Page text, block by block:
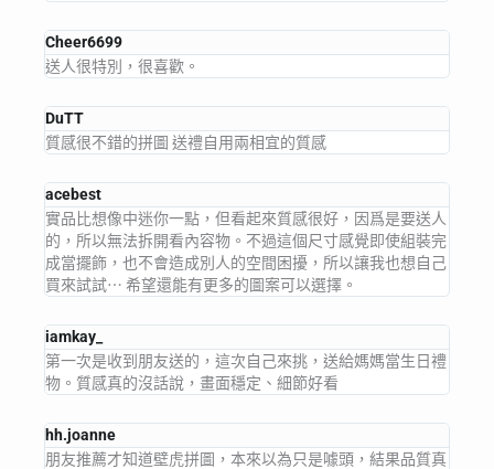
Cheer6699
送人很特別，很喜歡。
DuTT
質感很不錯的拼圖 送禮自用兩相宜的質感
acebest
實品比想像中迷你一點，但看起來質感很好，因爲是要送人
的，所以無法拆開看內容物。不過這個尺寸感覺即使組裝完
成當擺飾，也不會造成別人的空間困擾，所以讓我也想自己
買來試試⋯ 希望還能有更多的圖案可以選擇。
iamkay_
第一次是收到朋友送的，這次自己來挑，送給媽媽當生日禮
物。質感真的沒話說，畫面穩定、細節好看
hh.joanne
朋友推薦才知道壁虎拼圖，本來以為只是噱頭，結果品質真